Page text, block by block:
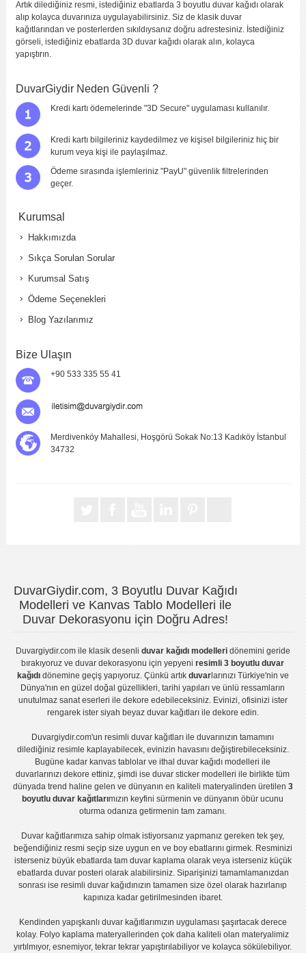
Artık dilediğiniz resmi, istediğiniz ebatlarda 3 boyutlu duvar kağıdı olarak
alıp kolayca duvarınıza uygulayabilirsiniz. Siz de klasik duvar
kağıtlarından ve posterlerden sıkıldıysanız doğru adrestesiniz. İstediğiniz
görseli, istediğiniz ebatlarda 3D duvar kağıdı olarak alın, kolayca
yapıştırın.
DuvarGiydir Neden Güvenli ?
Kredi kartı ödemelerinde "3D Secure" uygulaması kullanılır.
Kredi kartı bilgileriniz kaydedilmez ve kişisel bilgileriniz hiç bir
kurum veya kişi ile paylaşılmaz.
Ödeme sırasında işlemleriniz "PayU" güvenlik filtrelerinden
geçer.
Kurumsal
Hakkımızda
Sıkça Sorulan Sorular
Kurumsal Satış
Ödeme Seçenekleri
Blog Yazılarımız
Bize Ulaşın
+90 533 335 55 41
Merdivenköy Mahallesi, Hoşgörü Sokak No:13 Kadıköy İstanbul
34732
DuvarGiydir.com, 3 Boyutlu Duvar Kağıdı
Modelleri ve Kanvas Tablo Modelleri ile
Duvar Dekorasyonu için Doğru Adres!
Duvargiydir.comile klasik desenli duvar kağıdı modelleridönemini geride
bırakıyoruz veduvar dekorasyonu için yepyeniresimli 3 boyutlu duvar
kağıdıdönemine geçiş yapıyoruz. Çünkü artık duvarlarınızı Türkiye'nin ve
Dünya'nın en güzel doğal güzellikleri, tarihi yapıları ve ünlü ressamların
unutulmaz sanat eserleri ile dekore edebileceksiniz. Evinizi, ofisinizi ister
rengarek ister siyah beyaz duvar kağıtlarıile dekore edin.
Duvargiydir.com'unresimli duvar kağıtları ile duvarınızın tamamını
dilediğiniz resimle kaplayabilecek, evinizin havasını değiştirebileceksiniz.
Bugüne kadar kanvas tablo lar veithal duvar kağıdı modelleri ile
duvarlarınızı dekore ettiniz, şimdi iseduvar sticker modelleri ile birlikte tüm
dünyada trend haline gelen ve dünyanın en kaliteli materyalinden üretilen 3
boyutlu duvar kağıtlarımızın keyfini sürmenin ve dünyanın öbür ucunu
oturma odanıza getirmenin tam zamanı.
Duvar kağıtlarımıza sahip olmak istiyorsanız yapmanız gereken tek şey,
beğendiğiniz resmi seçip size uygun en ve boy ebatlarını girmek. Resminizi
isterseniz büyük ebatlarda tam duvar kaplamaolarak veya isterseniz küçük
ebatlarda duvar posteri olarak alabilirsiniz. Siparişinizi tamamlamanızdan
sonrası iseresimli duvar kağıdınızın tamamen size özel olarak hazırlanıp
kapınıza kadar getirilmesinden ibaret.
Kendinden yapışkanlı duvar kağıtlarımızın uygulamasışaşırtacak derece
kolay. Folyo kaplama materyallerinden çok daha kaliteli olanmateryalimiz
yırtılmıyor, esnemiyor, tekrar tekrar yapıştırılabiliyor ve kolayca sökülebiliyor.